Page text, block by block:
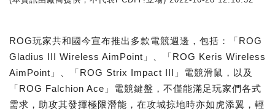
ROG玩家共和國今宣布推出多款電競週邊，包括：「ROG
Gladius III Wireless AimPoint」、「ROG Keris Wireless
AimPoint」、「ROG Strix Impact III」電競滑鼠，以及
「ROG Falchion Ace」電競鍵盤，不僅能滿足玩家們各式
需求，助攻其發揮極限潛能，在攻城掠地時亦如虎添翼，輕